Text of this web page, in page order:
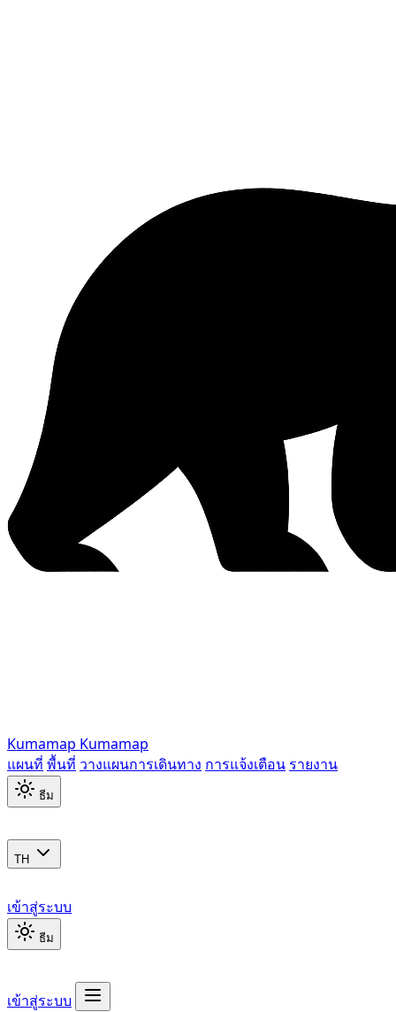
Kumamap Kumamap
แผนที่ พื้นที่ วางแผนการเดินทาง การแจ้งเตือน รายงาน
ธีม
TH
เข้าสู่ระบบ
ธีม
เข้าสู่ระบบ